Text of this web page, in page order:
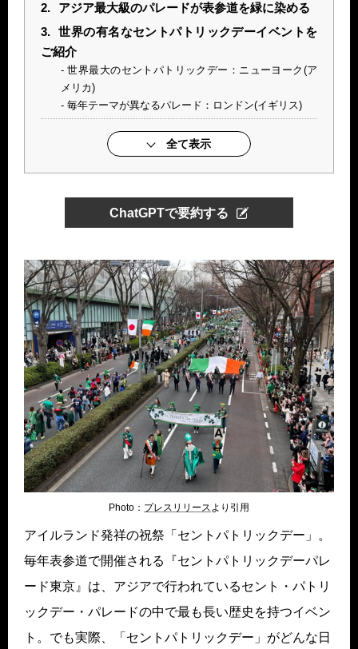
2.
アジア最大級のパレードが表参道を緑に染める
3. 世界の有名なセントパトリックデーイベントを
ご紹介
世界最大のセントパトリックデー：ニューヨーク(ア
メリカ)
毎年テーマが異なるパレード：ロンドン(イギリス)
全て表示
ChatGPTで要約する
Photo： プレスリリースより引用
アイルランド発祥の祝祭「セントパトリックデー」。
毎年表参道で開催される『セントパトリックデーパレ
ード東京』は、アジアで行われているセント・パトリ
ックデー・パレードの中で最も長い歴史を持つイベン
ト。でも実際、「セントパトリックデー」がどんな日